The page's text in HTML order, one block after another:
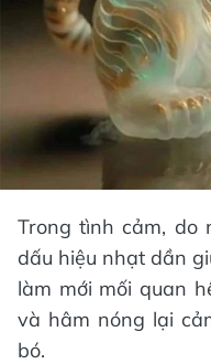
Trong tình cảm, do
dấu hiệu nhạt dần
làm mới mối quan
và hâm nóng lại
bó.